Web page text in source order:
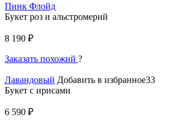
Пинк Флойд
Букет роз и альстромерий
8 190 ₽
Заказать похожий ?
Лавандовый Добавить в избранное33
Букет с ирисами
6 590 ₽